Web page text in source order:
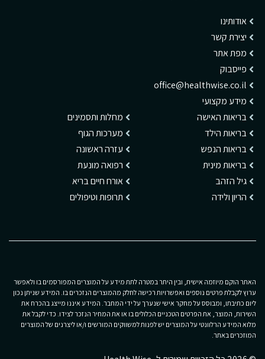
אודותינו
יצירת קשר
מפת אתר
פייסבוק
office@healthwise.co.il
מידע מקצועי
בריאות האישה
בריאות הילד
בריאות הנפש
בריאות מינית
גיל הזהב
הריון ולידה
מחלות ותסמינים
מערכות הגוף
עזרה ראשונה
רפואה מונעת
אורח חיים בריא
תרופות וטיפולים
האתר הוקם מיוזמה אישית, ובין היתר במטרה לתת מידע על המוצרים המפורסמים בו ולאפשר
ערוץ לקבלת פרטים נוספים ואפשרויות רכישה לחלק מהמוצרים הנזכרים בו. המידע שניתן נכון
ליום כתיבתו, ומבוסס על מחקר אישי שנערך על ידי המחבר. המידע איננו מייצג בהכרח את
השירות, המוצר, את הפרטים הטכניים הכלולים בו או את המחיר הנזכר לצידו. כדי לקבל את
מלוא המידע הרלוונטי על המוצרים יש לפנות למשווקים המורשים ו/או ליצרנים של המוצרים
המוזכרים באתר.